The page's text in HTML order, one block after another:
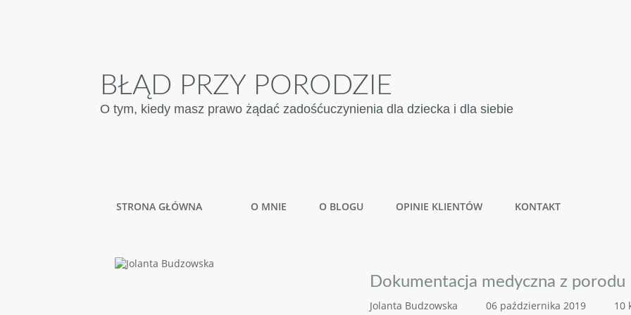
BŁĄD PRZY PORODZIE
O tym, kiedy masz prawo żądać zadośćuczynienia dla dziecka i dla siebie
STRONA GŁÓWNA O MNIE O BLOGU OPINIE KLIENTÓW KONTAKT
Dokumentacja medyczna z porodu
Jolanta Budzowska 06 października 2019 10